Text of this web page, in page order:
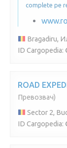
complete pe
Bragadiru,
ID Cargopedia:
ROAD
Превозвач)
Sector 2,
ID Cargopedia: